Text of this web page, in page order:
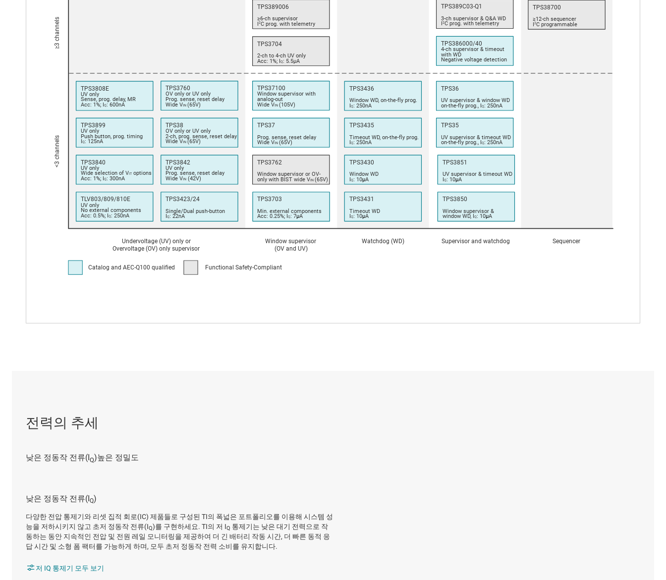
전력의 추세
낮은 정동작 전류(IQ)
다양한 전압 통제기와 리셋 집적 회로(IC) 제품들로 구성된 TI의 폭넓은 포트폴리오를 이용해 시스템 성
능을 저하시키지 않고 초저 정동작 전류(IQ)를 구현하세요. TI의 저 IQ 통제기는 낮은 대기 전력으로 작
동하는 동안 지속적인 전압 및 전원 레일 모니터링을 제공하여 더 긴 배터리 작동 시간, 더 빠른 동적 응
답 시간 및 소형 폼 팩터를 가능하게 하며, 모두 초저 정동작 전력 소비를 유지합니다.
저 IQ 통제기 모두 보기